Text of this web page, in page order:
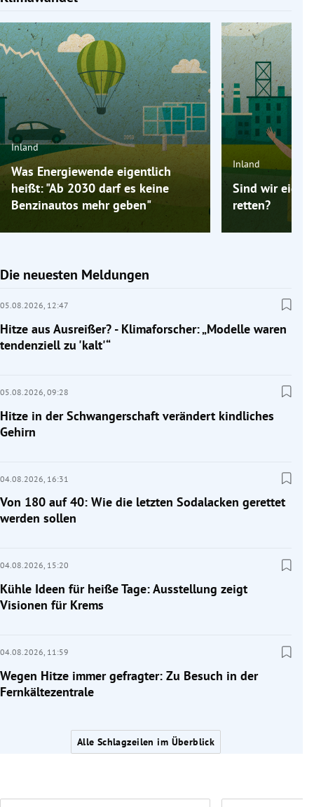
Inland
Was Energiewende eigentlich
heißt: "Ab 2030 darf es keine
Benzinautos mehr geben"
Inland
Sind wir
retten?
Die neuesten Meldungen
05.08.2026, 12:47
Hitze aus Ausreißer? - Klimaforscher: „Modelle waren
tendenziell zu 'kalt'“
05.08.2026, 09:28
Hitze in der Schwangerschaft verändert kindliches
Gehirn
04.08.2026, 16:31
Von 180 auf 40: Wie die letzten Sodalacken gerettet
werden sollen
04.08.2026, 15:20
Kühle Ideen für heiße Tage: Ausstellung zeigt
Visionen für Krems
04.08.2026, 11:59
Wegen Hitze immer gefragter: Zu Besuch in der
Fernkältezentrale
Alle Schlagzeilen im Überblick